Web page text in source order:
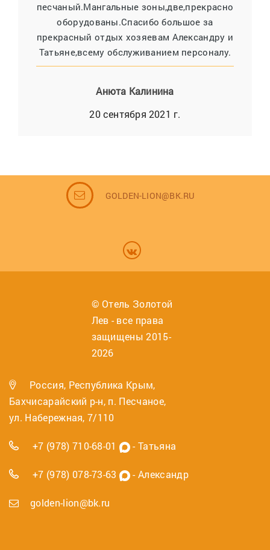
песчаный.Мангальные зоны,две,прекрасно
оборудованы.Спасибо большое за
прекрасный отдых хозяевам Александру и
Татьяне,всему обслуживанием персоналу.
Анюта Калинина
20 сентября 2021 г.
GOLDEN-LION@BK.RU
© Отель Золотой
Лев - все права
защищены 2015-
2026
Россия, Республика Крым,
Бахчисарайский р-н, п. Песчаное,
ул. Набережная, 7/110
+7 (978) 710-68-01 - Татьяна
+7 (978) 078-73-63 - Александр
golden-lion@bk.ru